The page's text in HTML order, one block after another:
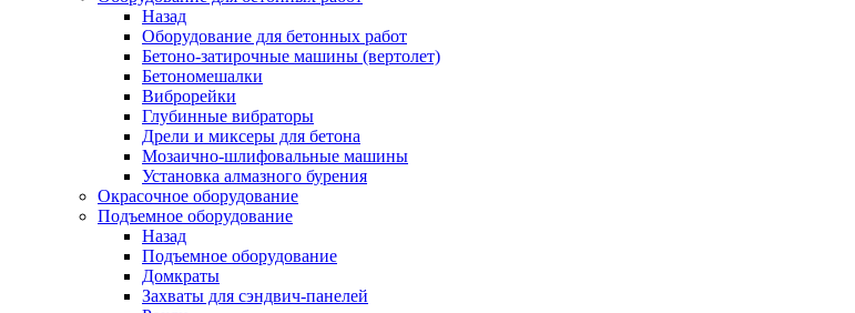
Назад
Оборудование для бетонных работ
Бетоно-затирочные машины (вертолет)
Бетономешалки
Виброрейки
Глубинные вибраторы
Дрели и миксеры для бетона
Мозаично-шлифовальные машины
Установка алмазного бурения
Окрасочное оборудование
Подъемное оборудование
Назад
Подъемное оборудование
Домкраты
Захваты для сэндвич-панелей